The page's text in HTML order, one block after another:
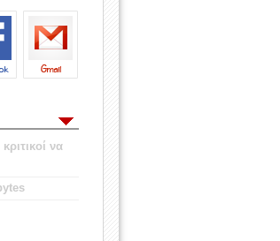
να